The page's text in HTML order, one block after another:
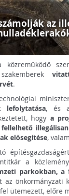
az
.
, és
hogy a
elősegítése,
a
parkokban,
az önkormányzati
ütemezett, előre